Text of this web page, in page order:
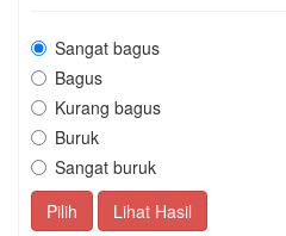
Sangat bagus
Bagus
Kurang bagus
Buruk
Sangat buruk
Pilih
Lihat Hasil